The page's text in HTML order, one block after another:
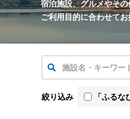
宿泊施設、グルメやその
ご利用目的に合わせて
絞り込み 「ふる